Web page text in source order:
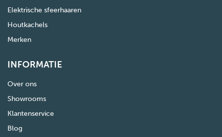
Elektrische sfeerhaaren
Houtkachels
Merken
INFORMATIE
Over ons
Showrooms
Klantenservice
Blog